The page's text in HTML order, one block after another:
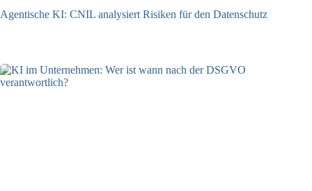
Agentische KI: CNIL analysiert Risiken für den Datenschutz